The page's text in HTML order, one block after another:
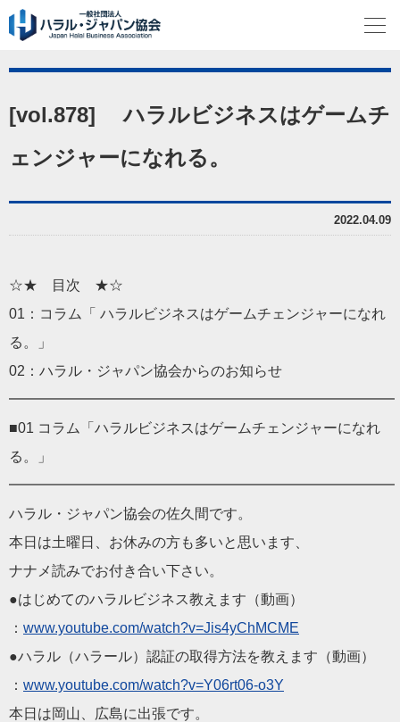
[vol.878] ハラルビジネスはゲームチ
ェンジャーになれる。
2022.04.09
☆★ 目次 ★☆
01：コラム「 ハラルビジネスはゲームチェンジャーになれ
る。」
02：ハラル・ジャパン協会からのお知らせ
━━━━━━━━━━━━━━━━━━━━━━━━━━━
■01 コラム「ハラルビジネスはゲームチェンジャーになれ
る。」
━━━━━━━━━━━━━━━━━━━━━━━━━━━
ハラル・ジャパン協会の佐久間です。
本日は土曜日、お休みの方も多いと思います、
ナナメ読みでお付き合い下さい。
●はじめてのハラルビジネス教えます（動画）
： www.youtube.com/watch?v=Jis4yChMCME
●ハラル（ハラール）認証の取得方法を教えます（動画）
： www.youtube.com/watch?v=Y06rt06-o3Y
本日は岡山、広島に出張です。